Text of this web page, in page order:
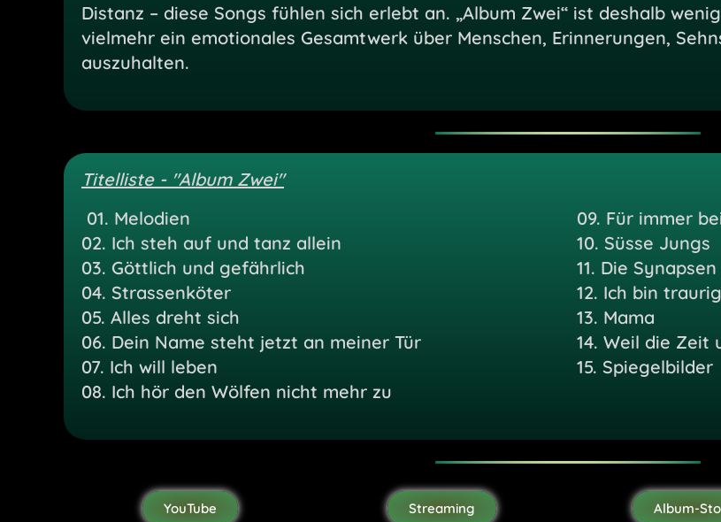
Distanz – diese Songs fühlen sich erlebt an. „Album Zwei“ ist deshalb
vielmehr ein emotionales Gesamtwerk über Menschen, Erinnerungen,
auszuhalten.
Titelliste - "Album Zwei"
01. Melodien
02. Ich steh auf und tanz allein
03. Göttlich und gefährlich
04. Strassenköter
05. Alles dreht sich
06. Dein Name steht jetzt an meiner Tür
07. Ich will leben
08. Ich hör den Wölfen nicht mehr zu
09. Für immer
10. Süsse Jungs
11. Die
12. Ich bin
13. Mama
14. Weil die Zeit
15. Spiegelbilder
YouTube Streaming Album-